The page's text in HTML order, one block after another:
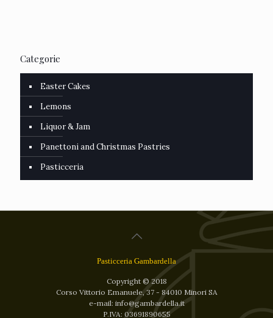
Categorie
Easter Cakes
Lemons
Liquor & Jam
Panettoni and Christmas Pastries
Pasticceria
Pasticceria Gambardella
Copyright © 2018
Corso Vittorio Emanuele, 37 - 84010 Minori SA
e-mail: info@gambardella.it
P.IVA: 03691890655